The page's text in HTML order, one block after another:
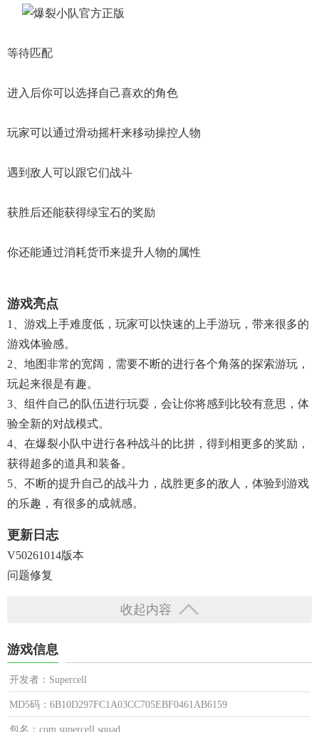
等待匹配
进入后你可以选择自己喜欢的角色
玩家可以通过滑动摇杆来移动操控人物
遇到敌人可以跟它们战斗
获胜后还能获得绿宝石的奖励
你还能通过消耗货币来提升人物的属性
游戏亮点
1、游戏上手难度低，玩家可以快速的上手游玩，带来很多的
游戏体验感。
2、地图非常的宽阔，需要不断的进行各个角落的探索游玩，
玩起来很是有趣。
3、组件自己的队伍进行玩耍，会让你将感到比较有意思，体
验全新的对战模式。
4、在爆裂小队中进行各种战斗的比拼，得到相更多的奖励，
获得超多的道具和装备。
5、不断的提升自己的战斗力，战胜更多的敌人，体验到游戏
的乐趣，有很多的成就感。
更新日志
V50261014版本
问题修复
收起内容
游戏信息
开发者：Supercell
MD5码：6B10D297FC1A03CC705EBF0461AB6159
包名：com.supercell.squad